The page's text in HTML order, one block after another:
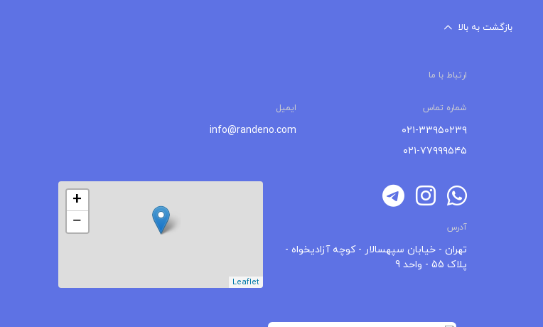
بازگشت به بالا
ارتباط با ما
شماره تماس ایمیل
۰۲۱-۳۳۹۵۰۲۳۹
۰۲۱-۷۷۹۹۹۵۴۵
info@randeno.com
آدرس
تهران - خیابان سپهسالار - کوچه آزادیخواه -
پلاک 55 - واحد 9
+
−
Leaflet